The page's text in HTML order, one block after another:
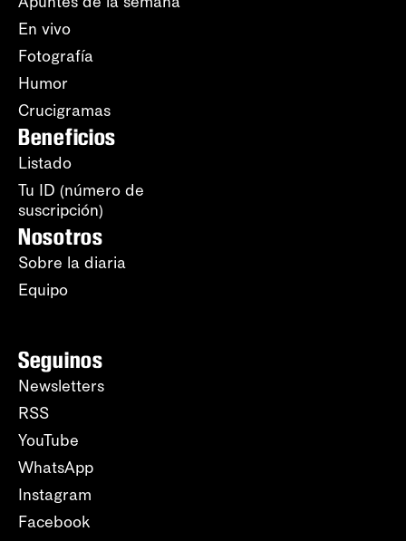
En vivo
Fotografía
Humor
Crucigramas
Beneficios
Listado
Tu ID (número de
suscripción)
Nosotros
Sobre la diaria
Equipo
Seguinos
Newsletters
RSS
YouTube
WhatsApp
Instagram
Facebook